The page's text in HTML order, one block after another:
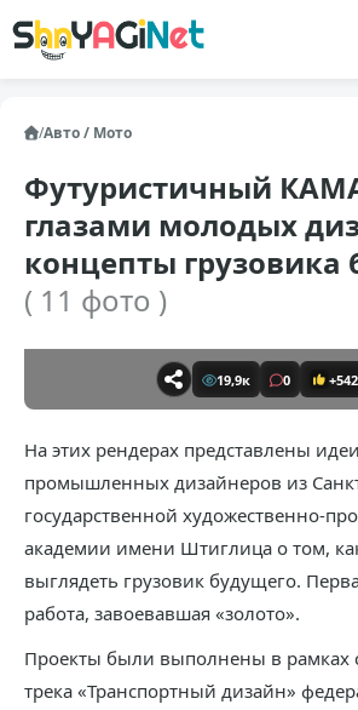
/Авто / Мото
Футуристичный
глазами молодых
концепты грузовика
( 11 фото )
19,9к 0 +542
На этих рендерах представлены
промышленных дизайнеров из
государственной художественно-
академии имени Штиглица о том,
выглядеть грузовик будущего.
работа, завоевавшая «золото».
Проекты были выполнены в рамках
трека «Транспортный дизайн»